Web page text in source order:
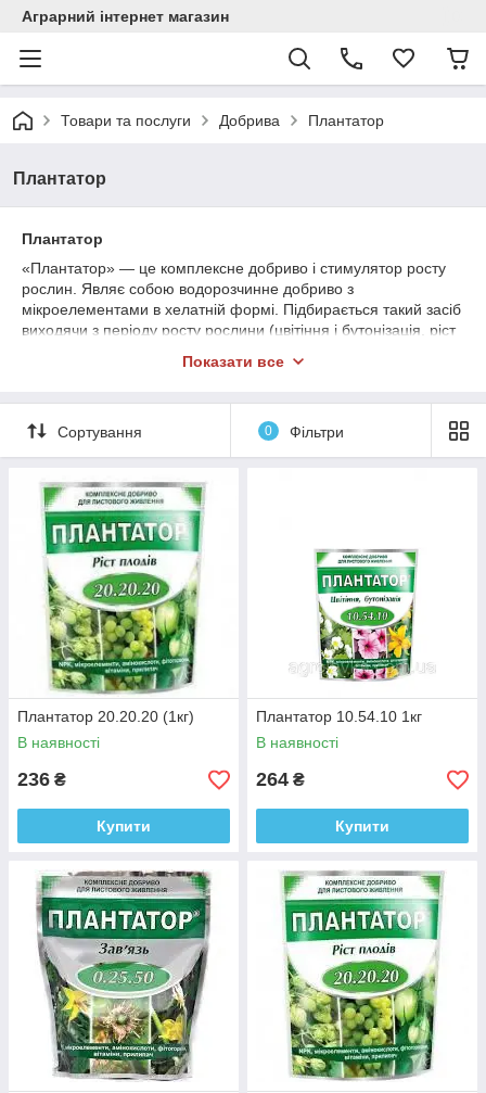
Аграрний інтернет магазин
Товари та послуги Добрива Плантатор
Плантатор
Плантатор
«Плантатор» — це комплексне добриво і стимулятор росту
рослин. Являє собою водорозчинне добриво з
мікроелементами в хелатній формі. Підбирається такий засіб
виходячи з періоду росту рослини (цвітіння і бутонізація, ріст
потужний ефект і значно підвищує ефективність сільського
Показати все
Сортування 0 Фільтри
Плантатор 20.20.20 (1кг)
В наявності
236 ₴
Купити
Плантатор 10.54.10 1кг
В наявності
264 ₴
Купити